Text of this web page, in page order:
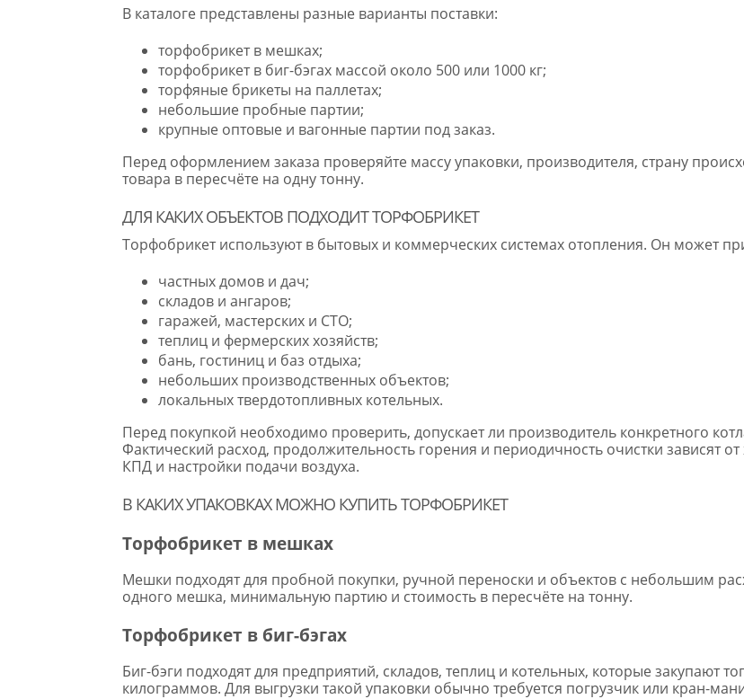
В каталоге представлены разные варианты поставки:
торфобрикет в мешках;
торфобрикет в биг-бэгах массой около 500 или 1000 кг;
торфяные брикеты на паллетах;
небольшие пробные партии;
крупные оптовые и вагонные партии под заказ.
Перед оформлением заказа проверяйте массу упаковки, производителя, страну
товара в пересчёте на одну тонну.
ДЛЯ КАКИХ ОБЪЕКТОВ ПОДХОДИТ ТОРФОБРИКЕТ
Торфобрикет используют в бытовых и коммерческих системах отопления. Он может
частных домов и дач;
складов и ангаров;
гаражей, мастерских и СТО;
теплиц и фермерских хозяйств;
бань, гостиниц и баз отдыха;
небольших производственных объектов;
локальных твердотопливных котельных.
Перед покупкой необходимо проверить, допускает ли производитель конкретного
Фактический расход, продолжительность горения и периодичность очистки зависят от
КПД и настройки подачи воздуха.
В КАКИХ УПАКОВКАХ МОЖНО КУПИТЬ ТОРФОБРИКЕТ
Торфобрикет в мешках
Мешки подходят для пробной покупки, ручной переноски и объектов с небольшим
одного мешка, минимальную партию и стоимость в пересчёте на тонну.
Торфобрикет в биг-бэгах
Биг-бэги подходят для предприятий, складов, теплиц и котельных, которые закупают
килограммов. Для выгрузки такой упаковки обычно требуется погрузчик или кран-